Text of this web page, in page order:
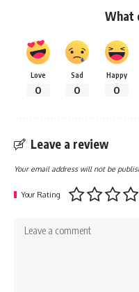
What
Love
0
Sad
0
Happy
0
Leave a review
Your email address will not be
Your Rating